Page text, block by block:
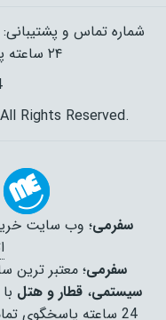
شماره تماس و پشتیبانی:
۲۴ ساعته پاسخگوی شما هستیم.
Rights Reserved.
سفرمی؛ وب سایت
سفرمی؛ معتبر ترین
سیستمی،قطار و هتل
24 ساعته پاسخگوی